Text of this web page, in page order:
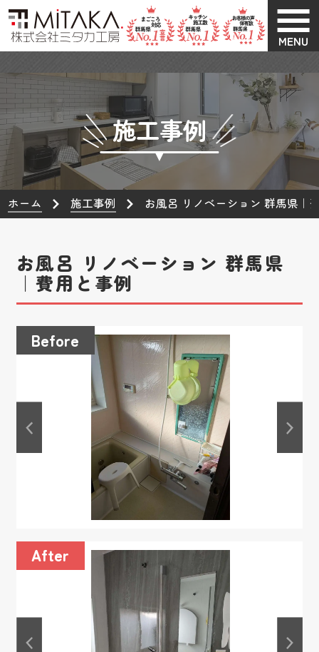
MENU
施工事例
ホーム 施工事例 お風呂 リノベーション 群馬県｜
お風呂 リノベーション 群馬県
｜費用と事例